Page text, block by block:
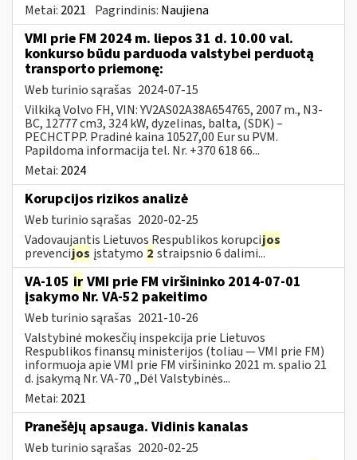
Metai: 2021 Pagrindinis: Naujiena
VMI prie FM 2024 m. liepos 31 d. 10.00 val.
konkurso būdu parduoda valstybei perduotą
transporto priemonę:
Web turinio sąrašas 2024-07-15
Vilkiką Volvo FH, VIN: YV2AS02A38A654765, 2007 m., N3-
BC, 12777 cm3, 324 kW, dyzelinas, balta, (SDK) –
PECHCTPP. Pradinė kaina 10527,00 Eur su PVM.
Papildoma informacija tel. Nr. +370 618 66...
Metai: 2024
Korupcijos rizikos analizė
Web turinio sąrašas 2020-02-25
Vadovaujantis Lietuvos Respublikos korupcijos
prevencijos įstatymo 2 straipsnio 6 dalimi...
VA-105 ir VMI prie FM viršininko 2014-07-01
įsakymo Nr. VA-52 pakeitimo
Web turinio sąrašas 2021-10-26
Valstybinė mokesčių inspekcija prie Lietuvos
Respublikos finansų ministerijos (toliau ― VMI prie FM)
informuoja apie VMI prie FM viršininko 2021 m. spalio 21
d. įsakymą Nr. VA-70 „Dėl Valstybinės...
Metai: 2021
Pranešėjų apsauga. Vidinis kanalas
Web turinio sąrašas 2020-02-25